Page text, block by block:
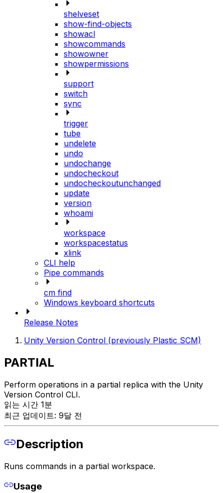
shelveset
show-find-objects
showacl
showcommands
showowner
showpermissions
support
switch
sync
trigger
tube
undelete
undo
undochange
undocheckout
undocheckoutunchanged
update
version
whoami
workspace
workspacestatus
xlink
CLI help
Pipe commands
cm find
Windows keyboard shortcuts
Release Notes
Unity Version Control (previously Plastic SCM)
PARTIAL
Perform operations in a partial replica with the Unity
Version Control CLI.
읽는 시간 1분
최근 업데이트: 9달 전
Description
Runs commands in a partial workspace.
Usage